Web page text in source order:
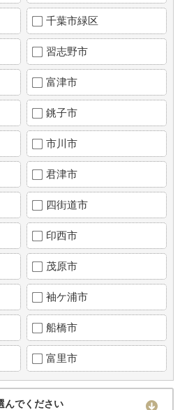
千葉市緑区
習志野市
富津市
銚子市
市川市
君津市
四街道市
印西市
茂原市
袖ケ浦市
船橋市
富里市
んでください